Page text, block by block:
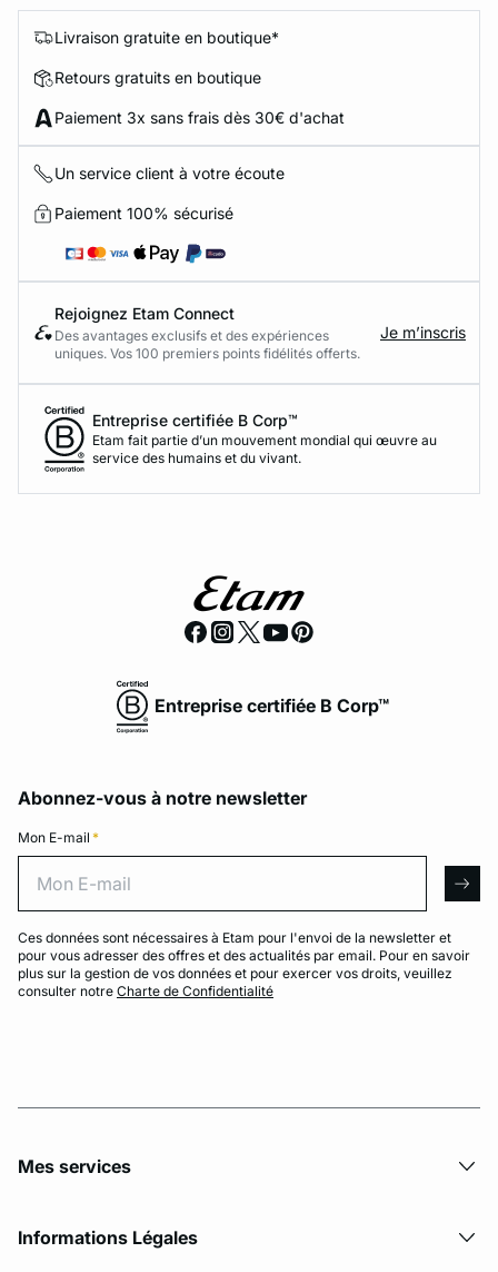
Livraison gratuite en boutique*
Retours gratuits en boutique
Paiement 3x sans frais dès 30€ d'achat
Un service client à votre écoute
Paiement 100% sécurisé
Rejoignez Etam Connect
Des avantages exclusifs et des expériences
uniques. Vos 100 premiers points fidélités offerts.
Je m’inscris
Entreprise certifiée B Corp™
Etam fait partie d’un mouvement mondial qui œuvre au
service des humains et du vivant.
Entreprise certifiée B Corp™
Abonnez-vous à notre newsletter
Mon E-mail *
Ces données sont nécessaires à Etam pour l'envoi de la newsletter et
pour vous adresser des offres et des actualités par email. Pour en savoir
plus sur la gestion de vos données et pour exercer vos droits, veuillez
consulter notre Charte de Confidentialité
Mes services
Informations Légales